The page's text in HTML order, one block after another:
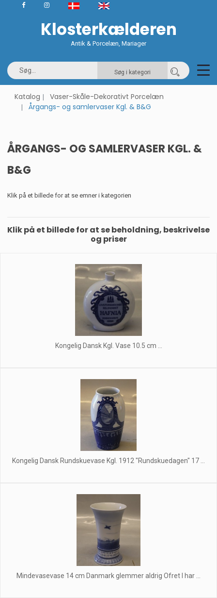
Klosterkælderen
Antik & Porcelæn, Mariager
Søg i kategori
Katalog
Vaser-Skåle-Dekorativt Porcelæn
Årgangs- og samlervaser Kgl. & B&G
ÅRGANGS- OG SAMLERVASER KGL. &
B&G
Klik på et billede for at se emner i kategorien
Klik på et billede for at se beholdning, beskrivelse
og priser
Kongelig Dansk Kgl. Vase 10.5 cm ...
Kongelig Dansk Rundskuevase Kgl. 1912 "Rundskuedagen" 17 ...
Mindevasevase 14 cm Danmark glemmer aldrig Ofret I har ...